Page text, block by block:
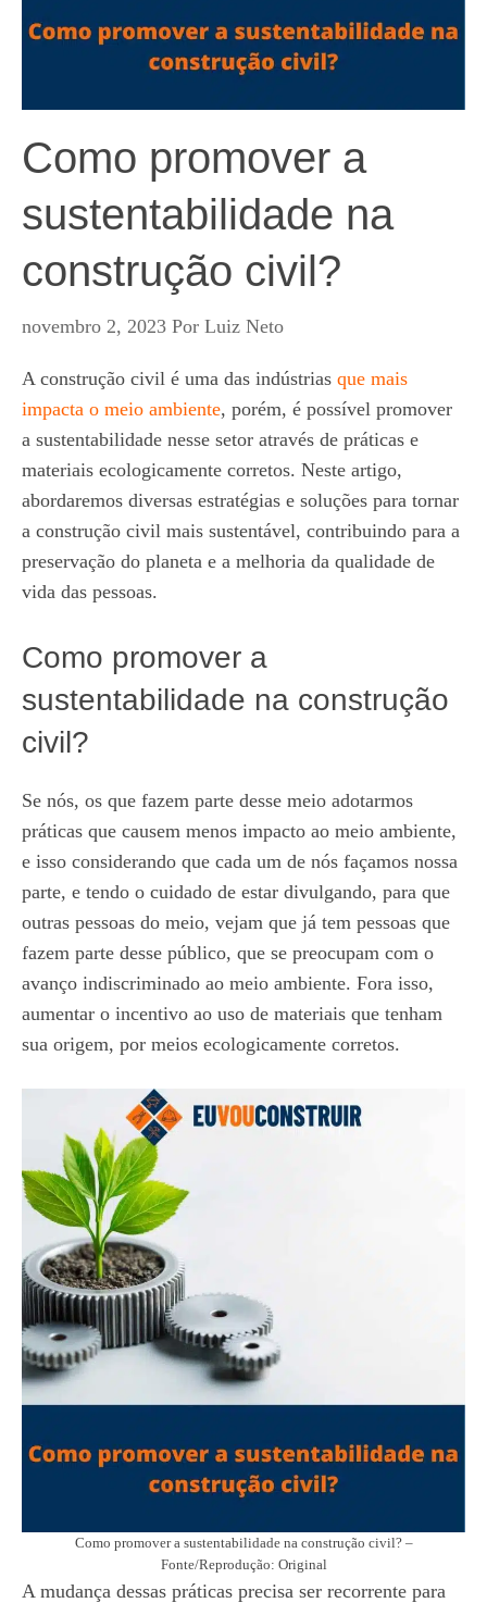
Como promover a
sustentabilidade na
construção civil?
novembro 2, 2023 Por Luiz Neto
A construção civil é uma das indústrias que mais
impacta o meio ambiente, porém, é possível promover
a sustentabilidade nesse setor através de práticas e
materiais ecologicamente corretos. Neste artigo,
abordaremos diversas estratégias e soluções para tornar
a construção civil mais sustentável, contribuindo para a
preservação do planeta e a melhoria da qualidade de
vida das pessoas.
Como promover a
sustentabilidade na construção
civil?
Se nós, os que fazem parte desse meio adotarmos
práticas que causem menos impacto ao meio ambiente,
e isso considerando que cada um de nós façamos nossa
parte, e tendo o cuidado de estar divulgando, para que
outras pessoas do meio, vejam que já tem pessoas que
fazem parte desse público, que se preocupam com o
avanço indiscriminado ao meio ambiente. Fora isso,
aumentar o incentivo ao uso de materiais que tenham
sua origem, por meios ecologicamente corretos.
Como promover a sustentabilidade na construção civil? –
Fonte/Reprodução: Original
A mudança dessas práticas precisa ser recorrente para